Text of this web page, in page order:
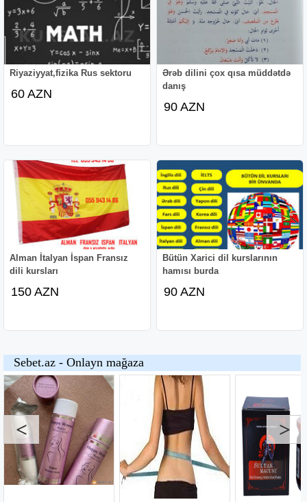
Riyaziyyat,fizika Rus sektoru
60 AZN
Ərəb dilini çox qısa müddətdə
danış
90 AZN
Alman İtalyan İspan Fransız
dili kursları
150 AZN
Bütün Xarici dil kurslarının
hamısı burda
90 AZN